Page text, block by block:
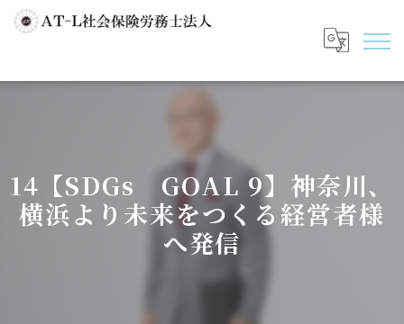
14【SDGs GOAL 9】神奈川、
横浜より未来をつくる経営者様
へ発信